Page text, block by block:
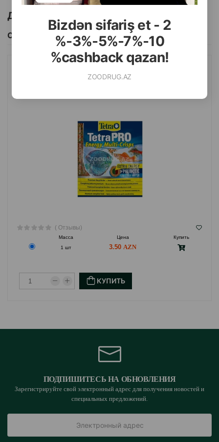
Bizdən sifariş et - 2
%-3%-5%-7%-10
%cashback qazan!
ZOODRUG.AZ
Другие товоры бренда
Смотреть Все
TETRA PRO ENERGY MULTI CRISPS ПОЛНОЦЕННЫЙ КОРМ
( Отзывы)
Масса Цена
Купить
1 шт
3.50
КУПИТЬ
ПОДПИШИТЕСЬ НА ОБНОВЛЕНИЯ
Зарегистрируйте свой электронный адрес для получения новостей и
специальных предложений.